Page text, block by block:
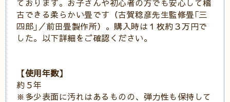
ております。お子さんや初心者の方でも安心して稽
古できる柔らかい畳です（古賀稔彦先生監修畳｢三
四郎｣／前田畳製作所）。購入時は１枚約３万円で
した。以下詳細をご確認ください。
【使用年数】
約５年
※多少表面に汚れはあるものの、弾力性も保持して